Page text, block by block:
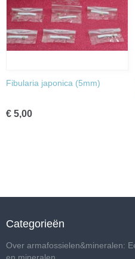
Fibularia japonica (5mm)
€ 5,00
Categorieën
Over armafossielen&mineralen: